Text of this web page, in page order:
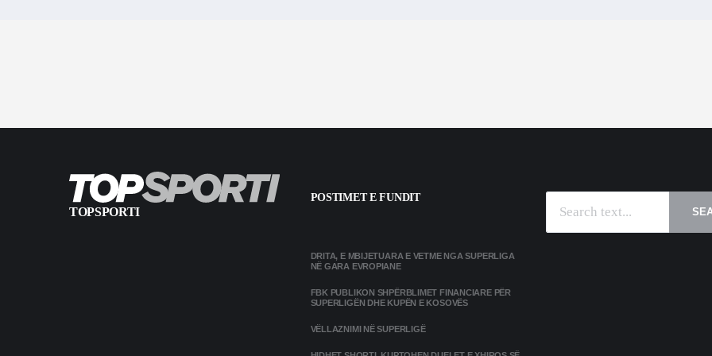
TOPSPORTI
POSTIMET E FUNDIT
DRITA, E MBIJETUARA E VETME NGA SUPERLIGA
NË GARA EVROPIANE
FBK PUBLIKON SHPËRBLIMET FINANCIARE PËR
SUPERLIGËN DHE KUPËN E KOSOVËS
VËLLAZNIMI NË SUPERLIGË